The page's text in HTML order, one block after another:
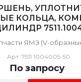
КОЛЬЦА,
ЯМЗ (V-
Арт. 7511.1004005-50
По запросу